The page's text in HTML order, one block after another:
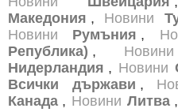
Македония , Новини
Новини
Румъния ,
Република) , Новини
Нидерландия , Новини
Всички държави ,
Канада , Новини Литва ,